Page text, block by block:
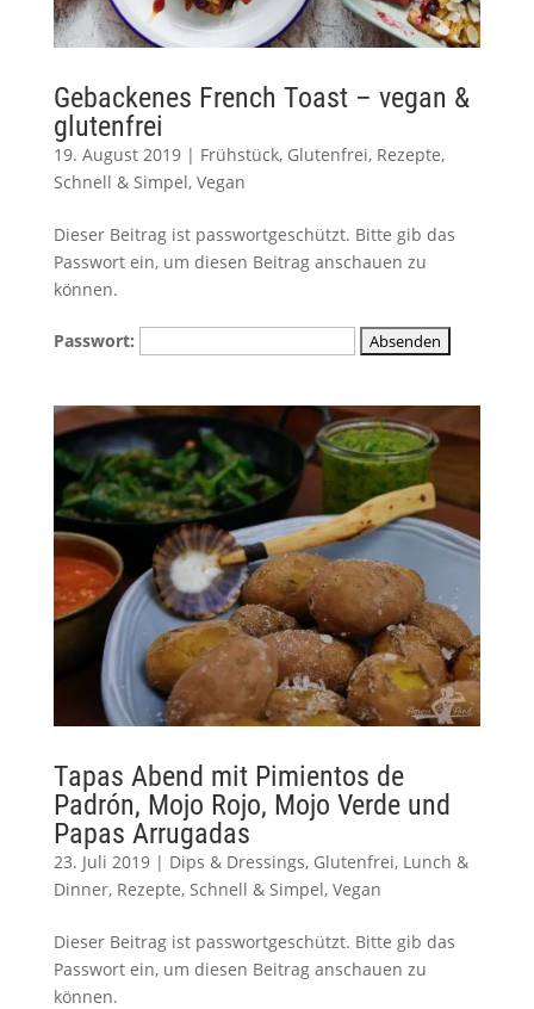
Gebackenes French Toast – vegan &
glutenfrei
19. August 2019| Frühstück, Glutenfrei, Rezepte,
Schnell & Simpel, Vegan
Dieser Beitrag ist passwortgeschützt. Bitte gib das
Passwort ein, um diesen Beitrag anschauen zu
können.
Passwort:
Tapas Abend mit Pimientos de
Padrón, Mojo Rojo, Mojo Verde und
Papas Arrugadas
23. Juli 2019| Dips & Dressings, Glutenfrei, Lunch &
Dinner, Rezepte, Schnell & Simpel, Vegan
Dieser Beitrag ist passwortgeschützt. Bitte gib das
Passwort ein, um diesen Beitrag anschauen zu
können.